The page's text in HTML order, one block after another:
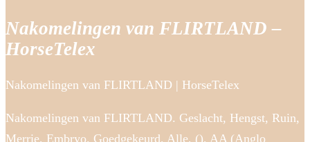
Nakomelingen van FLIRTLAND –
HorseTelex
Nakomelingen van FLIRTLAND | HorseTelex
Nakomelingen van FLIRTLAND. Geslacht, Hengst, Ruin,
Merrie, Embryo. Goedgekeurd, Alle, (), AA (Anglo